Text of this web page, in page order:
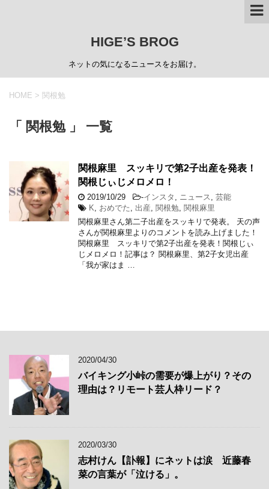
HIGE’S BROG
ネットの気になるニュースをお届け。
HOME > 関根勉
「 関根勉 」 一覧
関根麻里 スッキリで第2子出産を発表！
関根じぃじメロメロ！
2019/10/29 -インスタ ニュース
芸能
K
おめでた 出産 関根勉 関根麻里
関根麻里さん第二子出産をスッキリで発表。 天の声
さんが関根麻里よりのコメントを読み上げました！
関根麻里 スッキリで第2子出産を発表！関根じぃ
じメロメロ！記事は？ 関根麻里、第2子女児出産
「我が家はま …
2020/04/30
バイキング小峠の需要が爆上がり？その
理由は？リモート芸人枠リード？
2020/03/30
志村けん【訃報】にネットは涙 近藤春
菜の言葉が「泣ける」。